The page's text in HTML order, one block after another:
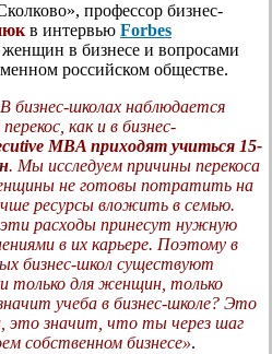
профессор бизнес-
в интервью Forbes
в бизнесе и вопросами
российском обществе.
бизнес-школах наблюдается
как и в бизнес-
MBA приходят учиться 15-
. Мы исследуем причины перекоса
не готовы потратить на
ресурсы вложить в семью.
расходы принесут нужную
в их карьере. Поэтому в
бизнес-школ существуют
только для женщин, только
учеба в бизнес-школе? Это
это значит, что ты через шаг
собственном бизнесе».